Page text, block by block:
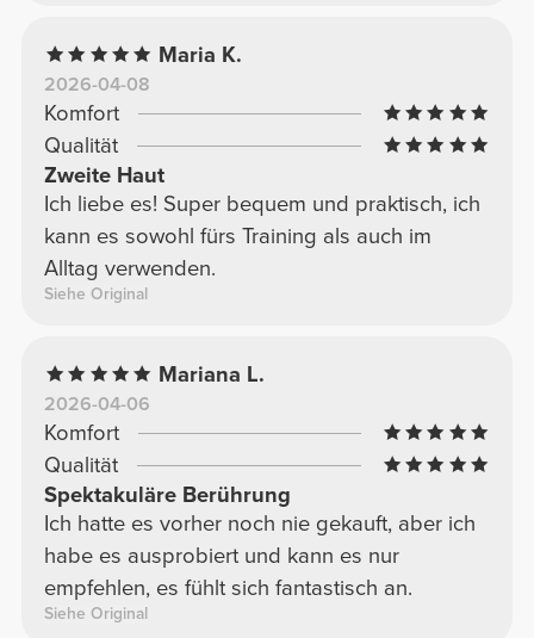
Maria K.
2026-04-08
Komfort
Qualität
Zweite Haut
Ich liebe es! Super bequem und praktisch, ich
kann es sowohl fürs Training als auch im
Alltag verwenden.
Siehe Original
Mariana L.
2026-04-06
Komfort
Qualität
Spektakuläre Berührung
Ich hatte es vorher noch nie gekauft, aber ich
habe es ausprobiert und kann es nur
empfehlen, es fühlt sich fantastisch an.
Siehe Original